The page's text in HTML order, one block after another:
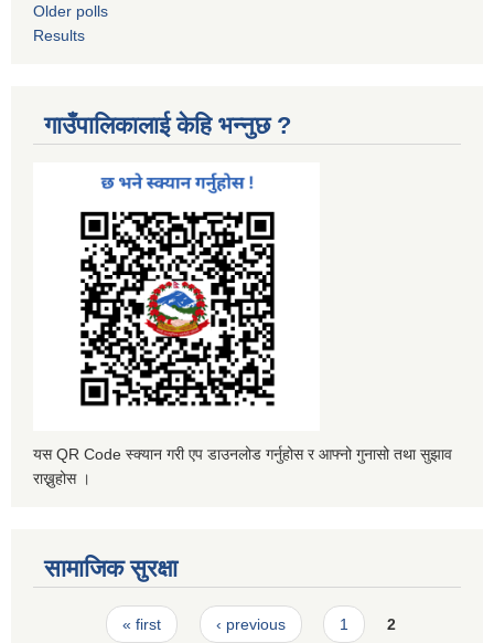
Older polls
Results
गाउँपालिकालाई केहि भन्नुछ ?
यस QR Code स्क्यान गरी एप डाउनलोड गर्नुहोस र आफ्नो गुनासो तथा सुझाव
राख्नुहोस ।
सामाजिक सुरक्षा
Pages« first ‹ previous 1 2